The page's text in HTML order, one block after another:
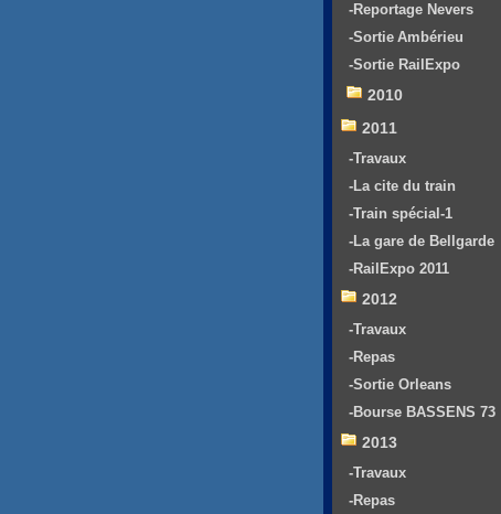
-Reportage Nevers
-Sortie Ambérieu
-Sortie RailExpo
2010
2011
-Travaux
-La cite du train
-Train spécial-1
-La gare de Bellgarde
-RailExpo 2011
2012
-Travaux
-Repas
-Sortie Orleans
-Bourse BASSENS 73
2013
-Travaux
-Repas